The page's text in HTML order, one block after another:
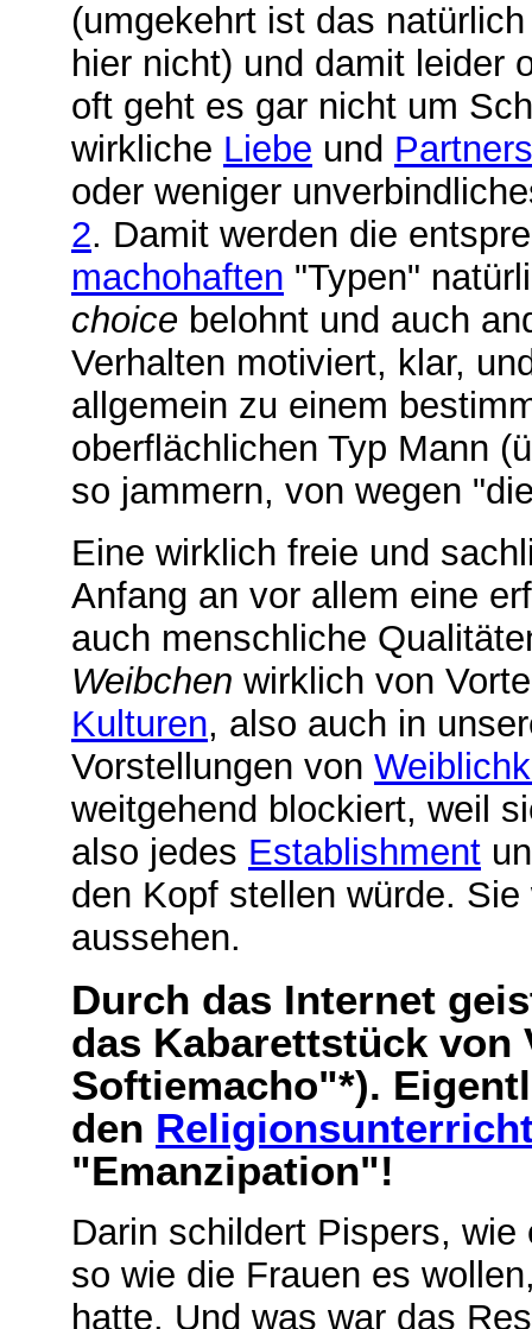
(umgekehrt ist das
hier nicht) und damit leider
oft geht es gar nicht um
wirkliche Liebe und
oder weniger
2. Damit werden die
machohaften "Typen"
choice belohnt und auch
Verhalten motiviert, klar,
allgemein zu einem
oberflächlichen Typ Mann
so jammern, von wegen
Eine wirklich freie und
Anfang an vor allem eine
auch menschliche
Weibchen wirklich von
Kulturen, also auch in
Vorstellungen von
weitgehend blockiert, weil
also jedes Establishment
den Kopf stellen würde.
aussehen.
Durch das Internet
das Kabarettstück von
Softiemacho"*).
den
"Emanzipation"!
Darin schildert Pispers,
so wie die Frauen es
hatte. Und was war das